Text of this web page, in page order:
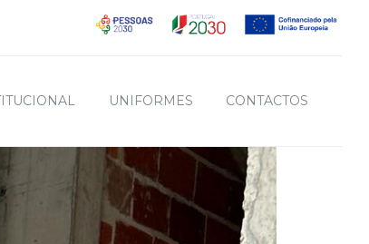
UNIFORMES CONTACTOS